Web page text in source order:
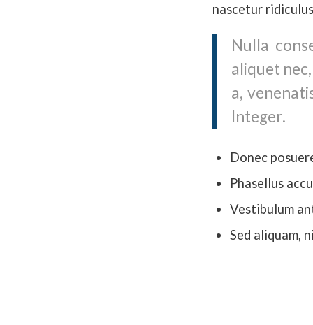
nascetur
Nulla
aliquet
a,
Integer.
Donec
Phasellus
Vestibulum
Sed aliquam,